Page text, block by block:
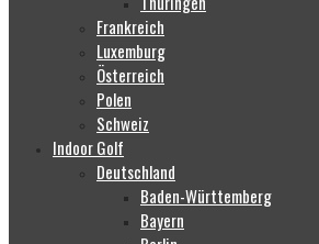
Frankreich
Luxemburg
Österreich
Polen
Schweiz
Indoor Golf
Deutschland
Baden-Württemberg
Bayern